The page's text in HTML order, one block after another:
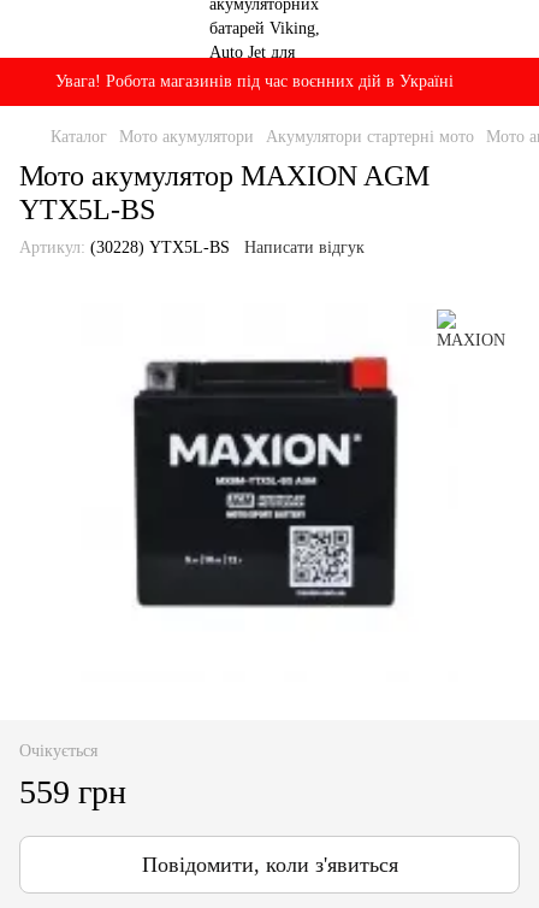
Увага! Робота магазинів під час воєнних дій в Україні
Каталог Мото акумулятори Акумулятори стартерні мото Мото
Мото акумулятор MAXION AGM
YTX5L-BS
Артикул: (30228) YTX5L-BS Написати відгук
Очікується
559 грн
Повідомити, коли з'явиться